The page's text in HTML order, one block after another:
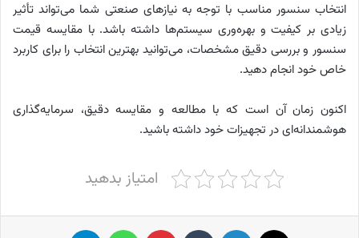
انتخاب سنسور مناسب با توجه به نیازهای صنعتی شما می‌تواند تأثیر
زیادی بر کیفیت و بهره‌وری سیستم‌ها داشته باشد. با مقایسه قیمت
سنسور و بررسی دقیق مشخصات، می‌توانید بهترین انتخاب را برای کاربرد
خاص خود انجام دهید.
اکنون زمان آن است که با مطالعه و مقایسه دقیق، سرمایه‌گذاری
هوشمندانه‌ای در تجهیزات خود داشته باشید.
امتیاز بدهید
لینکدین ‫تامبلر پینترست